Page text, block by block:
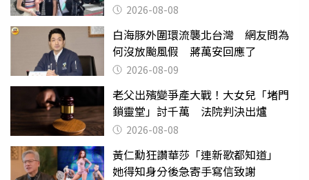
2026-08-08
白海豚外圍環流襲北台灣 網友問為
何沒放颱風假 蔣萬安回應了
2026-08-09
老父出殯變爭產大戰！大女兒「堵門
鎖靈堂」討千萬 法院判決出爐
2026-08-08
黃仁勳狂讚華莎「連新歌都知道」
她得知身分後急寄手寫信致謝